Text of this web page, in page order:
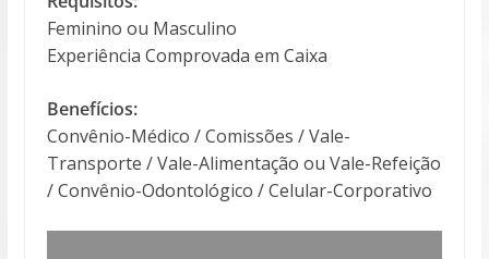
Feminino ou Masculino
Experiência Comprovada em Caixa
Benefícios:
Convênio-Médico / Comissões / Vale-
Transporte / Vale-Alimentação ou Vale-Refeição
/ Convênio-Odontológico / Celular-Corporativo